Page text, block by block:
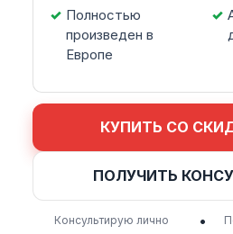
Полностью
произведен в
Европе
КУПИТЬ СО
ПОЛУЧИТЬ
Консультирую лично •